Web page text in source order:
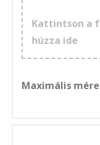
Kattintson a
húzza ide
Maximális